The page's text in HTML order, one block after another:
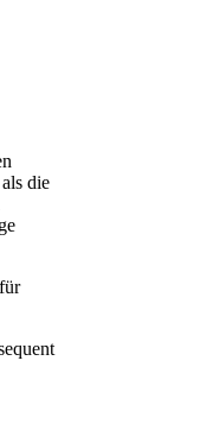
die